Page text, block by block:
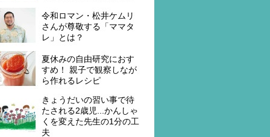
令和ロマン・松井ケムリ
さんが尊敬する「ママタ
レ」とは？
夏休みの自由研究におす
すめ！ 親子で観察しなが
ら作れるレシピ
きょうだいの習い事で待
たされる2歳児...かんしゃ
くを変えた先生の1分の工
夫